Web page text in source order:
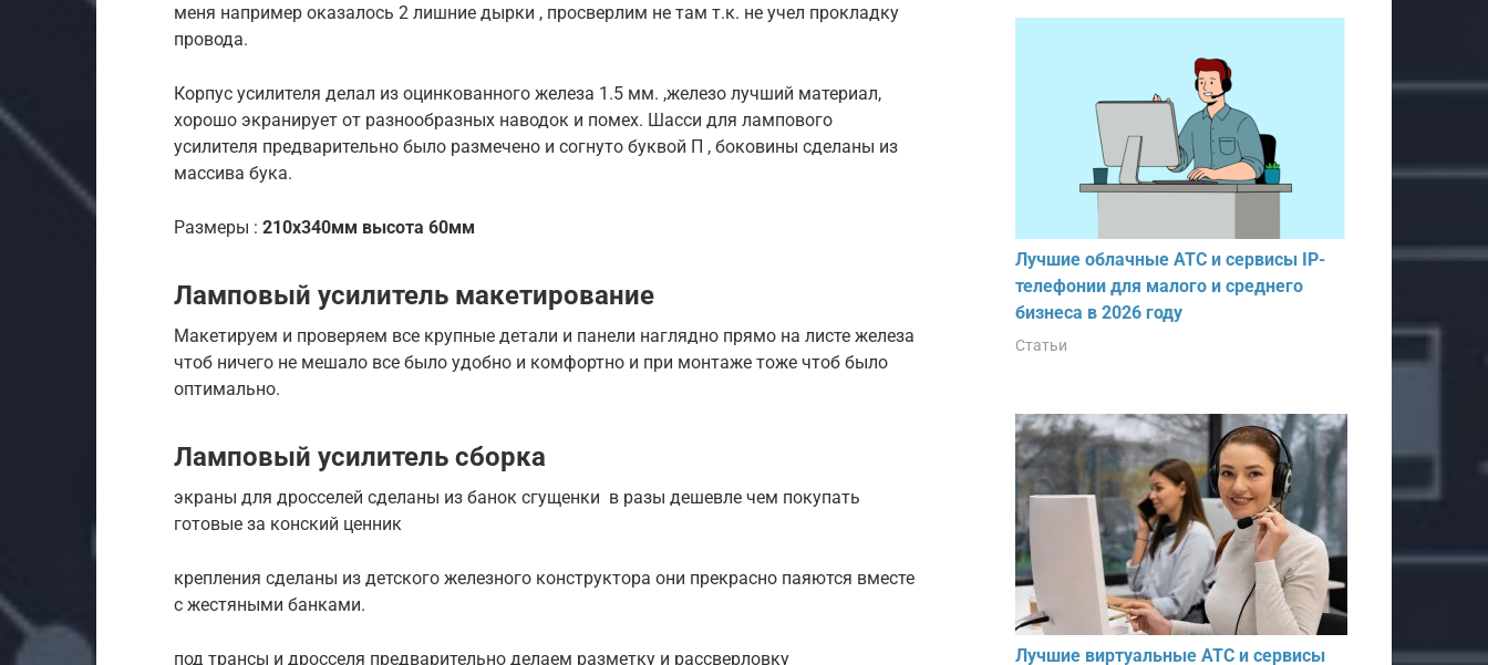
меня например оказалось 2 лишние дырки , просверлим не там т.к. не учел прокладку
провода.
Корпус усилителя делал из оцинкованного железа 1.5 мм. ,железо лучший материал,
хорошо экранирует от разнообразных наводок и помех. Шасси для лампового
усилителя предварительно было размечено и согнуто буквой П , боковины сделаны из
массива бука.
Размеры : 210х340мм высота 60мм
Ламповый усилитель макетирование
Макетируем и проверяем все крупные детали и панели наглядно прямо на листе железа
чтоб ничего не мешало все было удобно и комфортно и при монтаже тоже чтоб было
оптимально.
Ламповый усилитель сборка
экраны для дросселей сделаны из банок сгущенки в разы дешевле чем покупать
готовые за конский ценник
крепления сделаны из детского железного конструктора они прекрасно паяются вместе
с жестяными банками.
под трансы и дросселя предварительно делаем разметку и рассверловку
Лучшие облачные АТС и сервисы IP-
телефонии для малого и среднего
бизнеса в 2026 году
Статьи
Лучшие виртуальные АТС и сервисы